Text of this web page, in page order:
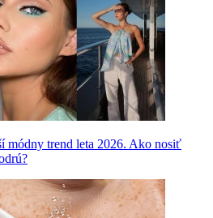
módny trend leta 2026. Ako nosiť